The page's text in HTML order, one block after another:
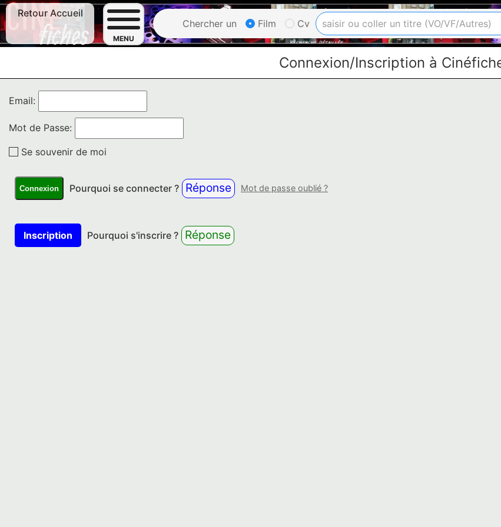
Retour Accueil
MENU
Chercher un Film Cv
Connexion/Inscription à
Email:
Mot de Passe:
Se souvenir de moi
Connexion Pourquoi se connecter ? Réponse Mot de passe oublié ?
Inscription Pourquoi s'inscrire ? Réponse